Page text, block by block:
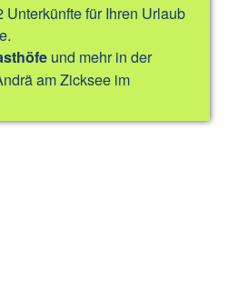
für Ihren Urlaub
und mehr in der
am Zicksee im